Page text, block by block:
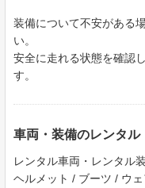
装備について不安がある
い。
安全に走れる状態を確認
す。
車両・装備のレンタル
レンタル車両・レンタル
ヘルメット / ブーツ / ウ